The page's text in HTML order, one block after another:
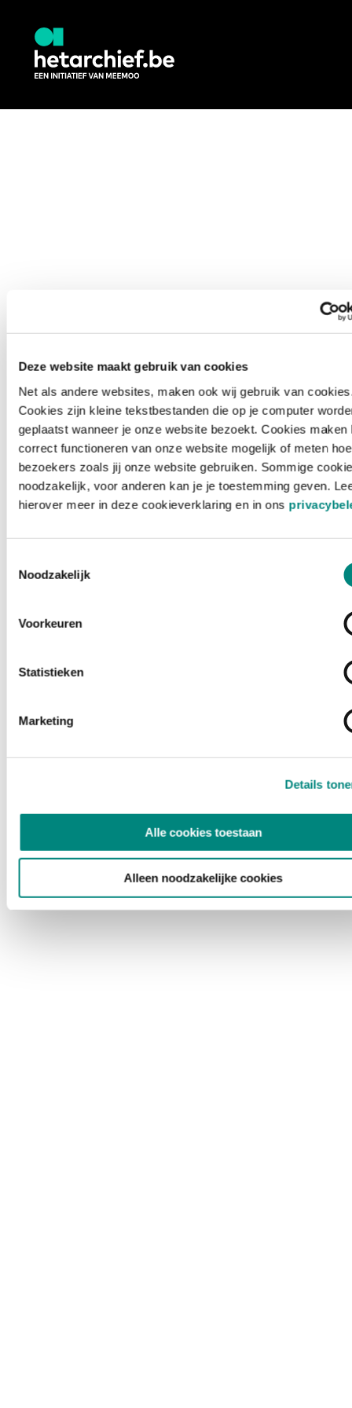
Deze website maakt gebruik van cookies
Net als andere websites, maken ook wij gebruik van
Cookies zijn kleine tekstbestanden die op je computer
geplaatst wanneer je onze website bezoekt. Cookies maken
correct functioneren van onze website mogelijk of meten hoe
bezoekers zoals jij onze website gebruiken. Sommige
noodzakelijk, voor anderen kan je je toestemming geven.
hierover meer in deze cookieverklaring en in ons
Noodzakelijk
Voorkeuren
Statistieken
Marketing
Details
Alle cookies toestaan
Alleen noodzakelijke cookies